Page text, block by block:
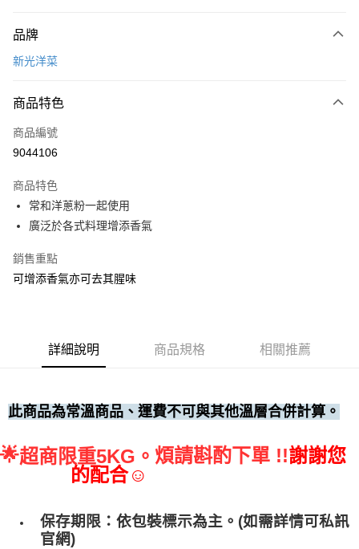
信用卡一次付款
運送方式
• 付款後全家取貨
• 付款後7-11取貨
每筆NT$60，滿NT$699(含以上)免運費
每筆NT$250
品牌
新光洋菜
商品特色
商品編號
9044106
商品特色
常和洋蔥粉一起使用
廣泛於各式料理增添香氣
銷售重點
可增添香氣亦可去其腥味
詳細說明 商品規格 相關推薦
此商品為常溫商品、運費不可與其他溫層合併計算。
🌟超商限重5KG。 煩請斟酌下單 !!謝謝您
的配合☺
保存期限：依包裝標示為主。(如需詳情可私訊
官網)